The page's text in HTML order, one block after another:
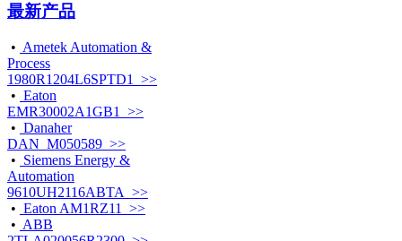
最新产品
• Ametek Automation &
Process
1980R1204L6SPTD1 >>
• Eaton
EMR30002A1GB1 >>
• Danaher
DAN_M050589 >>
• Siemens Energy &
Automation
9610UH2116ABTA >>
• Eaton AM1RZ11 >>
• ABB